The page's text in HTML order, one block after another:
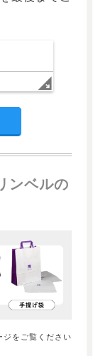
ンベルの
をご覧ください